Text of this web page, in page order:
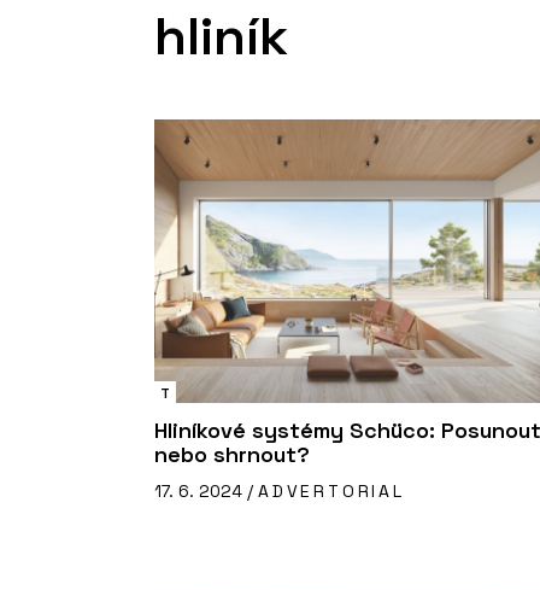
hliník
T
Hliníkové systémy Schüco:
nebo shrnout?
17. 6. 2024 / ADVERTORIAL